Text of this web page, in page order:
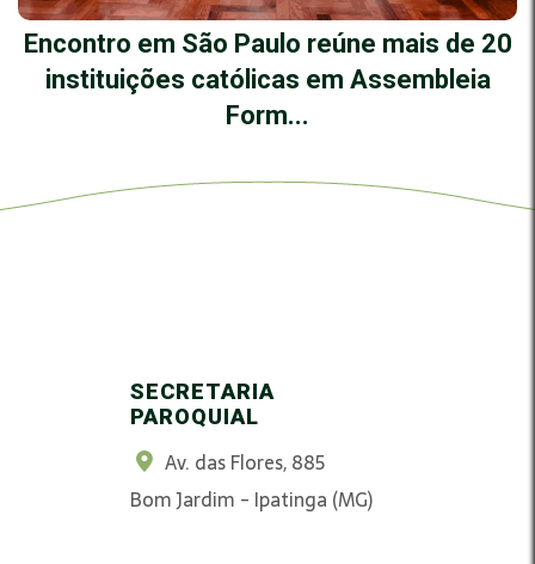
Encontro em São Paulo reúne mais de 20
instituições católicas em Assembleia
Form...
SECRETARIA
PAROQUIAL
Av. das Flores, 885
Bom Jardim - Ipatinga (MG)